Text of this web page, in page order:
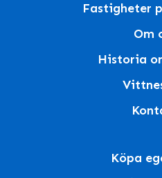
Fastigheter
Om
Historia
Köpa